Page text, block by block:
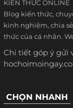
KIẾN THỨC ONLINE
Blog kiến thức,
kinh nghiệm, chia
thức của cá nhân.
Chi tiết góp ý gửi
CHỌN NHANH